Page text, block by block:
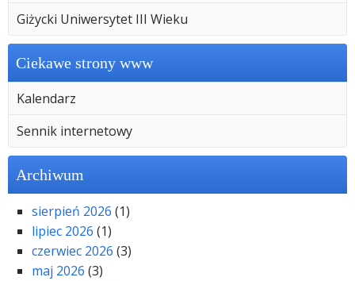
Giżycki Uniwersytet III Wieku
Ciekawe strony www
Kalendarz
Sennik internetowy
Archiwum
sierpień 2026 (1)
lipiec 2026 (1)
czerwiec 2026 (3)
maj 2026 (3)